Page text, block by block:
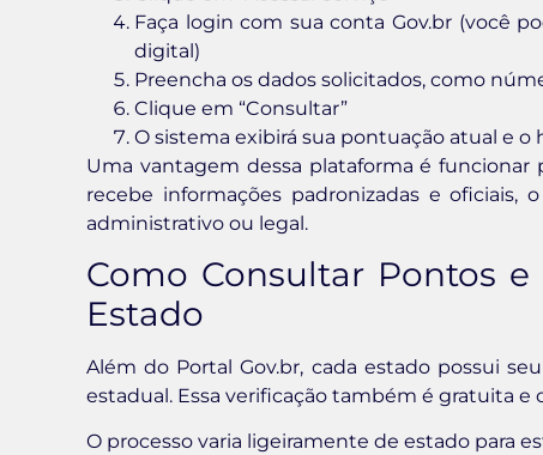
Faça login com sua conta Gov.br (você
digital)
Preencha os dados solicitados, como
Clique em “Consultar”
O sistema exibirá sua pontuação atual e
Uma vantagem dessa plataforma é funcionar
recebe informações padronizadas e
administrativo ou legal.
Como Consultar Pontos e
Estado
Além do Portal Gov.br, cada estado possui
estadual. Essa verificação também é gratuita e
O processo varia ligeiramente de estado para